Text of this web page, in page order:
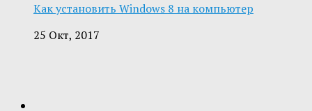
Как установить Windows 8 на компьютер
25 Окт, 2017